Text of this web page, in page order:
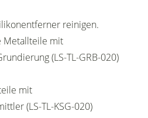
reinigen.
Metallteile mit
(LS-TL-GRB-020)
mit
(LS-TL-KSG-020)